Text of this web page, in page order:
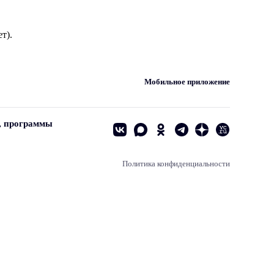
Мобильное приложение
программы
Политика конфиденциальности